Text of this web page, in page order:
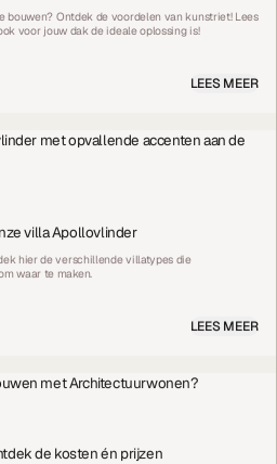
bouwen? Ontdek de voordelen van kunstriet! Lees
voor jouw dak de ideale oplossing is!
LEES MEER
villa Apollovlinder
hier de verschillende villatypes die
waar te maken.
LEES MEER
de kosten én prijzen